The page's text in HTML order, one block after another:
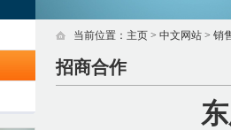
当前位置： 主页 > 中文网站 > 销
招商合作